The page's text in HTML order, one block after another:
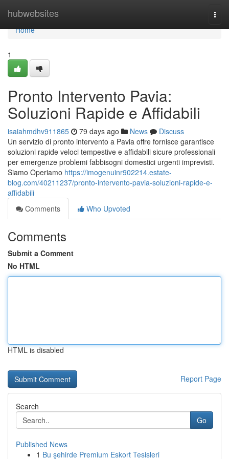
hubwebsites
Home
Home
1
Pronto Intervento Pavia:
Soluzioni Rapide e Affidabili
isaiahmdhv911865 79 days ago News
Discuss
Un servizio di pronto intervento a Pavia offre fornisce garantisce
soluzioni rapide veloci tempestive e affidabili sicure professionali
per emergenze problemi fabbisogni domestici urgenti imprevisti.
Siamo Operiamo https://imogenuinr902214.estate-
blog.com/40211237/pronto-intervento-pavia-soluzioni-rapide-e-
affidabili
Comments
Who Upvoted
Comments
Submit a Comment
No HTML
HTML is disabled
Report Page
Search
Go
Published News
1 Bu şehirde Premium Eskort Tesisleri